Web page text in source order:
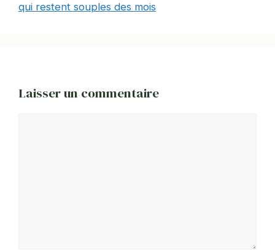
qui restent souples des mois
Laisser un commentaire